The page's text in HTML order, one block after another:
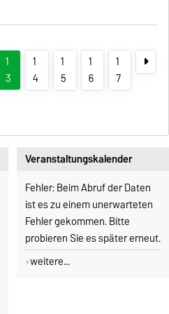
1
3
1
4
1
5
1
6
1
7
Veranstaltungskalender
Fehler: Beim Abruf der Daten
ist es zu einem unerwarteten
Fehler gekommen. Bitte
probieren Sie es später erneut.
weitere...